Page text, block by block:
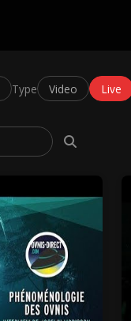
Type Video Live